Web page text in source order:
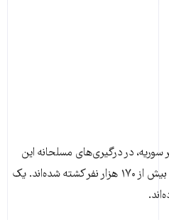
سوریه، در درگیری‌های مسلحانه این
کشور که طی سه سال جنگ داخلی، بیش از ۱۷۰ هزار نفر کشته شده‌اند. یک